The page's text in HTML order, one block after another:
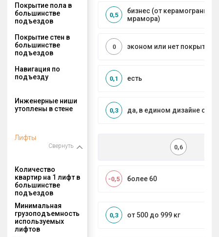
Покрытие пола в
большинстве
подъездов
бизнес (от керамогранита
мрамора)
0,5
Покрытие стен в
большинстве
подъездов
эконом или нет покрытия
0
Навигация по
подъезду
есть
0,1
Инженерные ниши
утоплены в стене
да, в едином дизайне с
0,3
Лифты
Свернуть 0,6
Количество
квартир на 1 лифт в
большинстве
подъездов
более 60
-0,5
Минимальная
грузоподъемность
используемых
лифтов
от 500 до 999 кг
0,3